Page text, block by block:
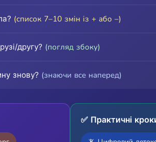
(список 7–10 змін із + або –)
другу? (погляд збоку)
знову? (знаючи все наперед)
✅ Практичні